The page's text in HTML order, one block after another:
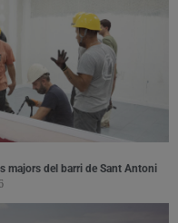
majors del barri de Sant Antoni